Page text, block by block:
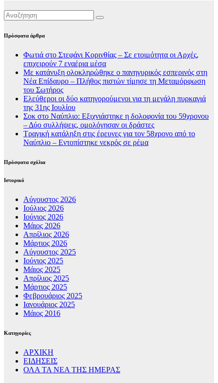
Πρόσφατα άρθρα
Φωτιά στο Στεφάνι Κορινθίας – Σε ετοιμότητα οι Αρχές,
επιχειρούν 7 εναέρια μέσα
Με κατάνυξη ολοκληρώθηκε ο πανηγυρικός εσπερινός στη
Νέα Επίδαυρο – Πλήθος πιστών τίμησε τη Μεταμόρφωση
του Σωτήρος
Ελεύθεροι οι δύο κατηγορούμενοι για τη μεγάλη πυρκαγιά
της 31ης Ιουλίου
Σοκ στο Ναύπλιο: Εξιχνιάστηκε η δολοφονία του 59χρονου
– Δύο συλλήψεις, ομολόγησαν οι δράστες
Τραγική κατάληξη στις έρευνες για τον 58χρονο από το
Ναύπλιο – Εντοπίστηκε νεκρός σε ρέμα
Πρόσφατα σχόλια
Ιστορικό
Αύγουστος 2026
Ιούλιος 2026
Ιούνιος 2026
Μάιος 2026
Απρίλιος 2026
Μάρτιος 2026
Αύγουστος 2025
Ιούνιος 2025
Μάιος 2025
Απρίλιος 2025
Μάρτιος 2025
Φεβρουάριος 2025
Ιανουάριος 2025
Μάιος 2016
Kατηγορίες
ΑΡΧΙΚΗ
ΕΙΔΗΣΕΙΣ
ΟΛΑ ΤΑ ΝΕΑ ΤΗΣ ΗΜΕΡΑΣ